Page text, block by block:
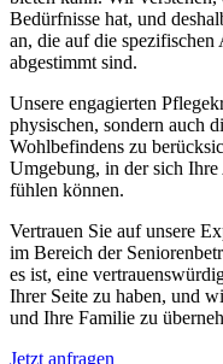
Bedürfnisse hat, und
an, die auf die
abgestimmt sind.
Unsere engagierten
physischen, sondern auch
Wohlbefindens zu
Umgebung, in der sich
fühlen können.
Vertrauen Sie auf unsere
im Bereich der
es ist, eine
Ihrer Seite zu haben, und
und Ihre Familie zu
Jetzt anfragen